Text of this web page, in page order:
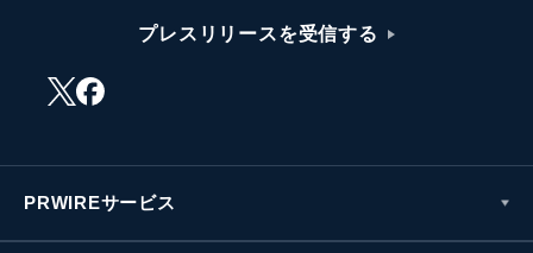
プレスリリースを受信する
PRWIREサービス